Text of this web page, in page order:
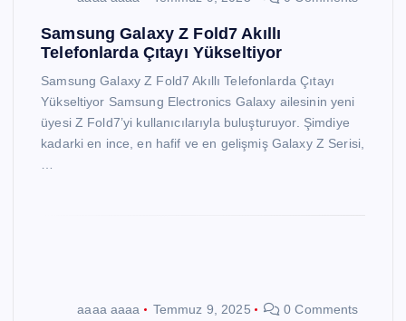
Samsung Galaxy Z Fold7 Akıllı
Telefonlarda Çıtayı Yükseltiyor
Samsung Galaxy Z Fold7 Akıllı Telefonlarda Çıtayı
Yükseltiyor Samsung Electronics Galaxy ailesinin yeni
üyesi Z Fold7’yi kullanıcılarıyla buluşturuyor. Şimdiye
kadarki en ince, en hafif ve en gelişmiş Galaxy Z Serisi,
aaaa aaaa Temmuz 9, 2025 0 Comments